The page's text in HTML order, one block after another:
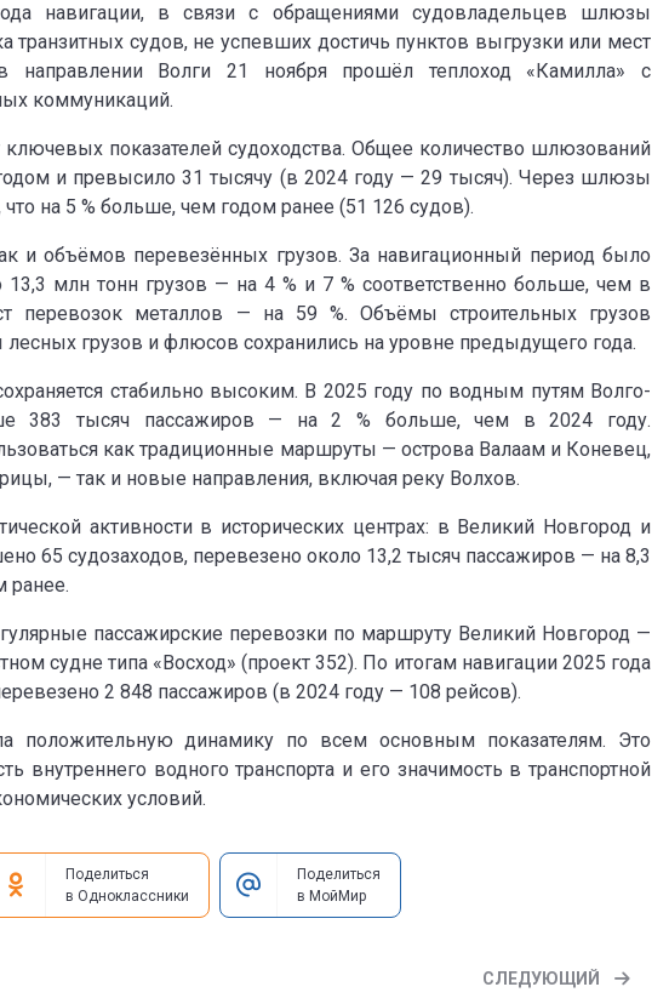
навигации, в связи с обращениями судовладельцев шлюзы
транзитных судов, не успевших достичь пунктов выгрузки или мест
Волги 21 ноября прошёл теплоход «Камилла» с
коммуникаций.
показателей судоходства. Общее количество шлюзований
и превысило 31 тысячу (в 2024 году — 29 тысяч). Через шлюзы
на 5 % больше, чем годом ранее (51 126 судов).
и объёмов перевезённых грузов. За навигационный период было
млн тонн грузов — на 4 % и 7 % соответственно больше, чем в
перевозок металлов — на 59 %. Объёмы строительных грузов
грузов и флюсов сохранились на уровне предыдущего года.
стабильно высоким. В 2025 году по водным путям Волго-
383 тысяч пассажиров — на 2 % больше, чем в 2024 году.
как традиционные маршруты — острова Валаам и Коневец,
— так и новые направления, включая реку Волхов.
активности в исторических центрах: в Великий Новгород и
65 судозаходов, перевезено около 13,2 тысяч пассажиров — на 8,3
ранее.
пассажирские перевозки по маршруту Великий Новгород —
судне типа «Восход» (проект 352). По итогам навигации 2025 года
2 848 пассажиров (в 2024 году — 108 рейсов).
положительную динамику по всем основным показателям. Это
внутреннего водного транспорта и его значимость в транспортной
условий.
Поделиться
в Одноклассники
Поделиться
в МойМир
СЛЕДУЮЩИЙ